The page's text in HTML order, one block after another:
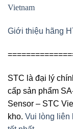
Vietnam
Giới thiệu hãng
STC là đại lý
cấp sản phẩm
Sensor – STC
kho. Vui lòng liên